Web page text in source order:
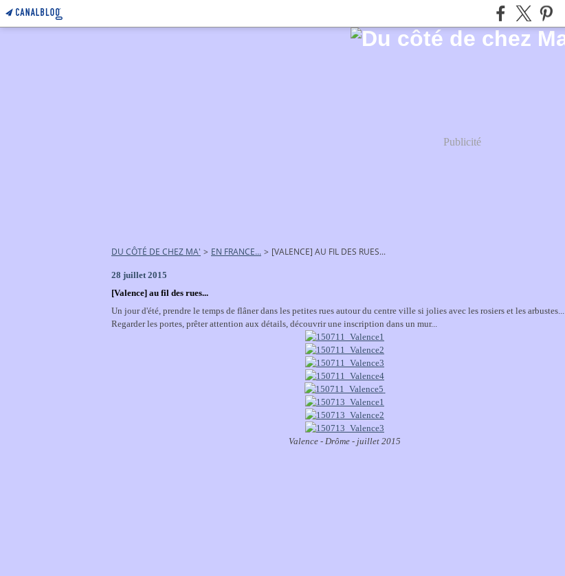
Publicité
DU CÔTÉ DE CHEZ MA' > EN FRANCE... > [VALENCE] AU FIL DES RUES...
28 juillet 2015
[Valence] au fil des rues...
Un jour d'été, prendre le temps de flâner dans les petites rues autour du centre ville si jolies avec les rosiers et les arbustes...
Regarder les portes, prêter attention aux détails, découvrir une inscription dans un mur...
Valence - Drôme - juillet 2015